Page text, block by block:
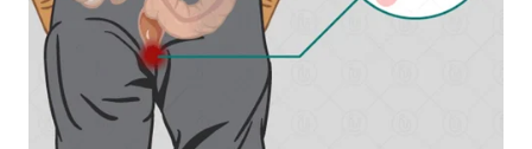
TAPANULI
SELATAN